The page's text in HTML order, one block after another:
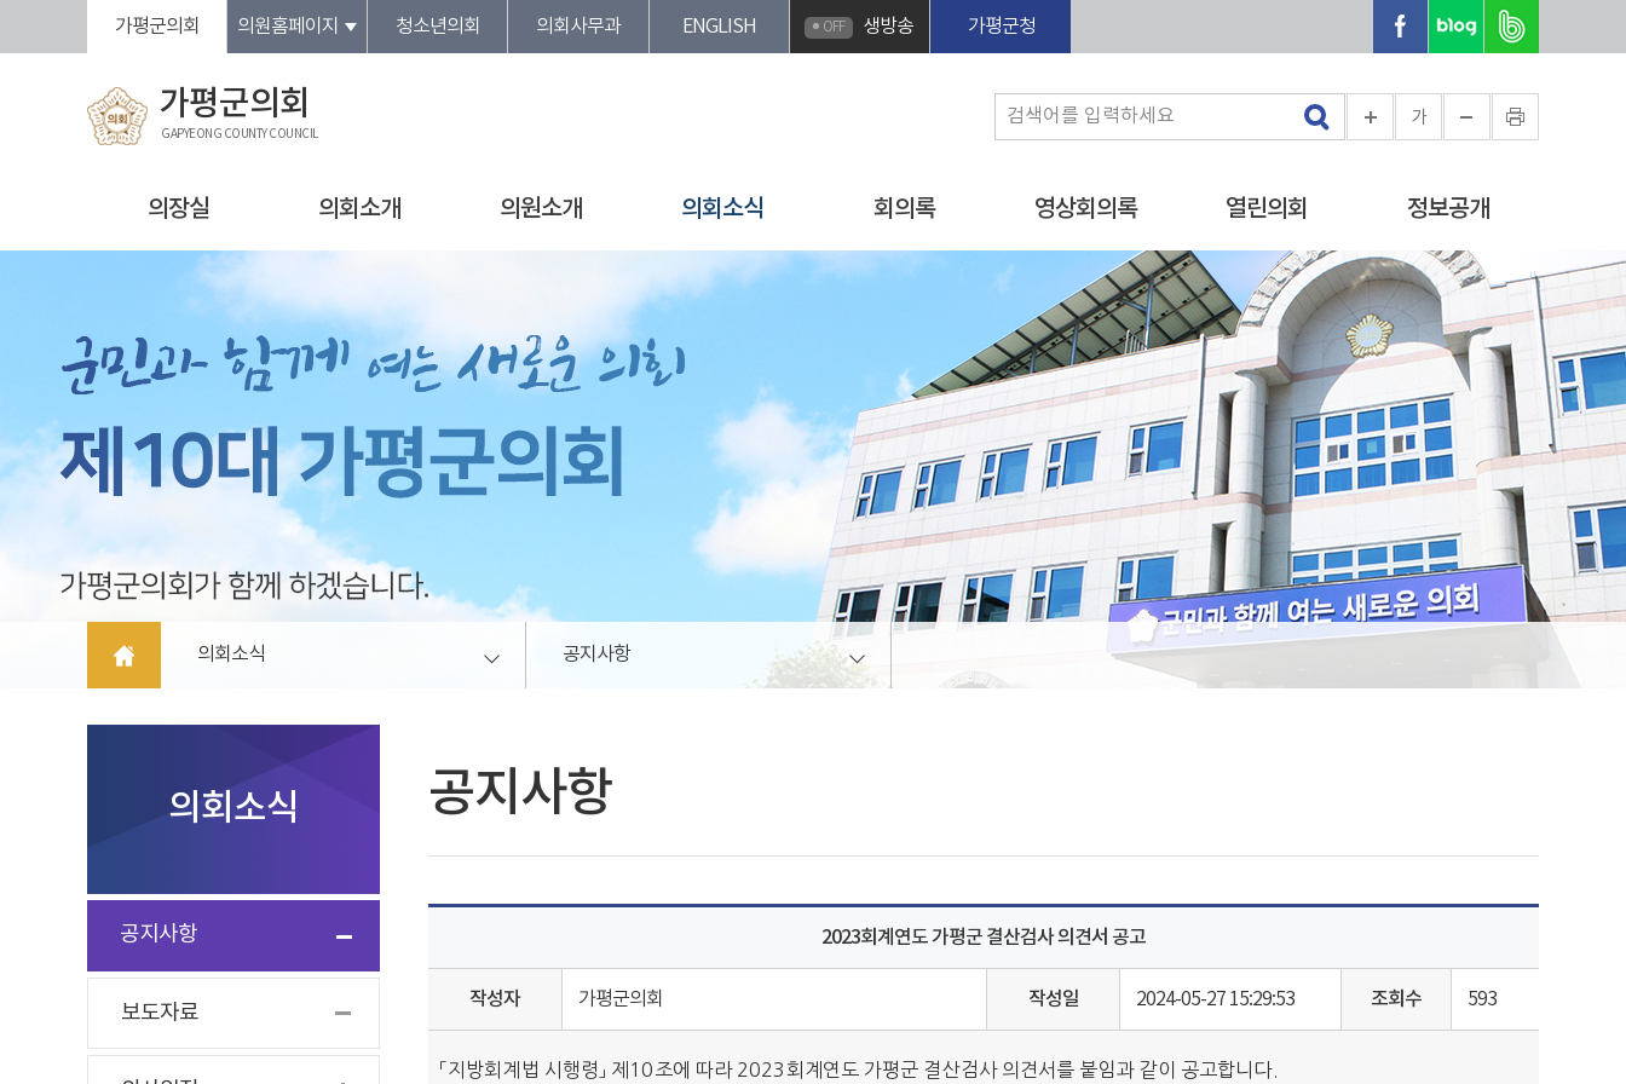
가평군의회 의원홈페이지 청소년의회 의회사무과 ENGLISH OFF 생방송 가평군청
가평군의회
GAPYEONG COUNTY COUNCIL
가
의장실 의회소개 의원소개 의회소식 회의록 영상회의록 열린의회 정보공개
의회소식 공지사항
의회소식
공지사항
보도자료
공지사항
2023회계연도 가평군 결산검사 의견서 공고
작성자 가평군의회 작성일 2024-05-27 15:29:53 조회수 593
「지방회계법 시행령」 제10조에 따라 2023회계연도 가평군 결산검사 의견서를 붙임과 같이 공고합니다.